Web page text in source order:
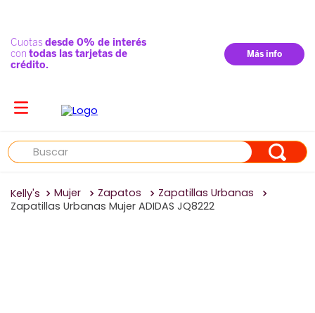
Buscar
Mujer Zapatos
Zapatillas Urbanas
Zapatillas Urbanas Mujer ADIDAS JQ8222